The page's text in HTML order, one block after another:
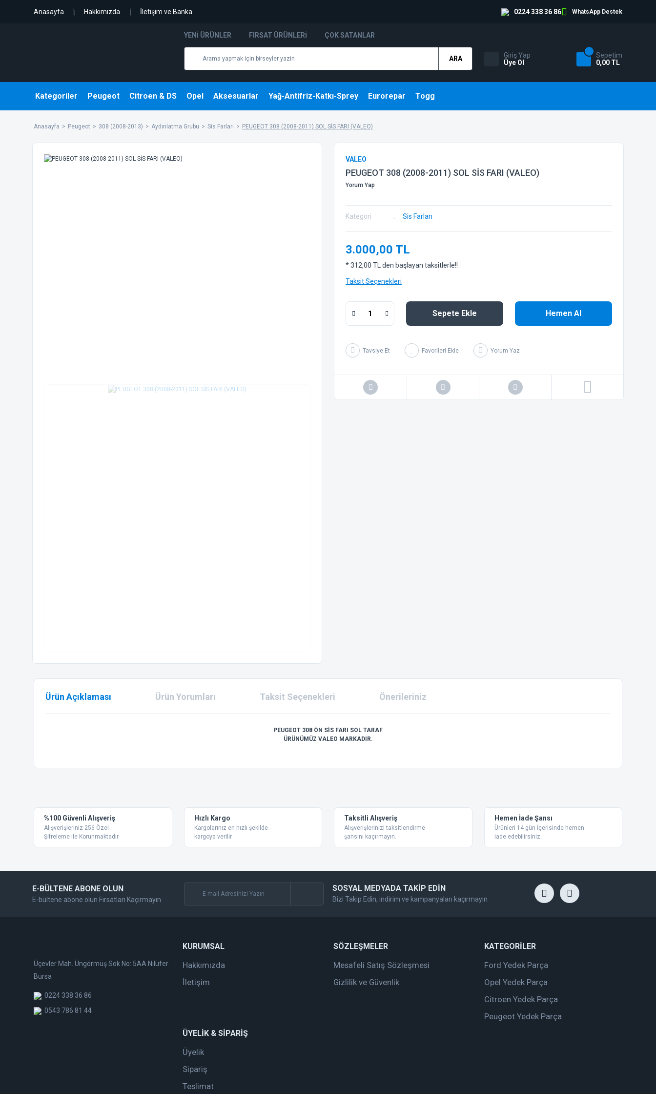
Anasayfa Hakkımızda İletişim ve Banka 0224 338 36 86 WhatsApp Destek
YENI ÜRÜNLER FIRSAT ÜRÜNLERI ÇOK SATANLAR
ARA
Giriş Yap
Üye Ol
Sepetim
0,00 TL
Kategoriler Peugeot Citroen & DS Opel Aksesuarlar Yağ-Antifriz-Katkı-Sprey Eurorepar Togg
Anasayfa Peugeot 308 (2008-2013) Aydınlatma Grubu Sis Farları PEUGEOT 308 (2008-2011) SOL SİS FARI (VALEO)
VALEO
PEUGEOT 308 (2008-2011) SOL SİS FARI (VALEO)
Yorum Yap
Kategori Sis Farları
3.000,00 TL
* 312,00 TL den başlayan taksitlerle!!
Taksit Seçenekleri
Sepete Ekle Hemen Al
Tavsiye Et Yorum Yaz
Ürün Açıklaması Ürün Yorumları Taksit Seçenekleri Önerileriniz
PEUGEOT 308 ÖN SİS FARI SOL TARAF
ÜRÜNÜMÜZ VALEO MARKADIR.
Ürün resmi kalitesiz, bozuk veya görüntülenemiyor.
Ürün açıklamasında eksik bilgiler bulunuyor.
Ürün bilgilerinde hatalar bulunuyor.
Ürün fiyatı diğer sitelerden daha pahalı.
%100 Güvenli Alışveriş
Alışverişleriniz 256 Özel
Şifreleme ile Korunmaktadır.
Hızlı Kargo
Kargolarınız en hızlı şekilde
kargoya verilir
Taksitli Alışveriş
Alışverişlerinizi taksitlendirme
şansını kaçırmayın.
Hemen İade Şansı
Ürünleri 14 gün İçerisinde hemen
iade edebilirsiniz.
E-BÜLTENE ABONE OLUN
E-bültene abone olun Fırsatları Kaçırmayın
SOSYAL MEDYADA TAKİP EDİN
Bizi Takip Edin, indirim ve kampanyaları kaçırmayın
Üçevler Mah. Üngörmüş Sok No: 5AA Nilüfer
Bursa
0224 338 36 86
0543 786 81 44
KURUMSAL
Hakkımızda
İletişim
SÖZLEŞMELER
Mesafeli Satış Sözleşmesi
Gizlilik ve Güvenlik
KATEGORİLER
Ford Yedek Parça
Opel Yedek Parça
Citroen Yedek Parça
Peugeot Yedek Parça
ÜYELİK & SİPARİŞ
Üyelik
Sipariş
Teslimat